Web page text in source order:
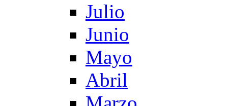
Julio
Junio
Mayo
Abril